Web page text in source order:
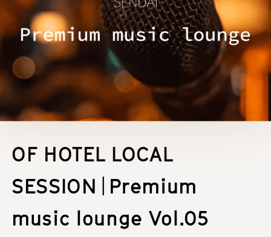
OF HOTEL LOCAL
SESSION｜Premium
music lounge Vol.05